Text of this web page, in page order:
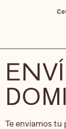
Te enviamos tu